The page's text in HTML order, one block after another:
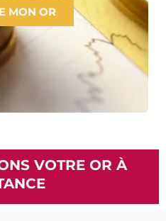
MON OR
VOTRE OR À